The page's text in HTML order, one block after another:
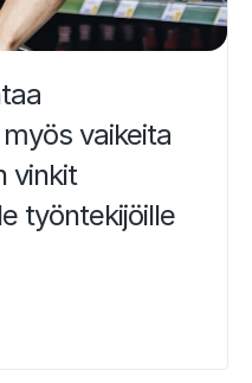
vaikeita
vinkit
työntekijöille